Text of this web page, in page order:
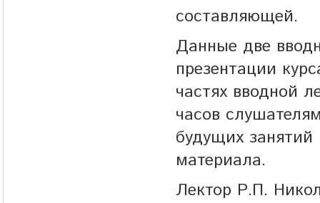
составляющей.
Данные две
презентации
частях вводной
часов
будущих занятий
материала.
Лектор Р.П.